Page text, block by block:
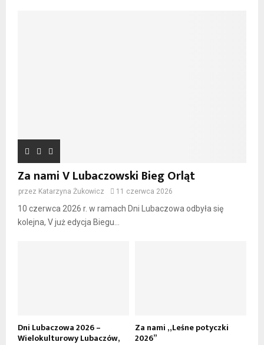
Za nami V Lubaczowski Bieg Orląt
przez Katarzyna Żukowicz 11 czerwca 2026
10 czerwca 2026 r. w ramach Dni Lubaczowa odbyła się
kolejna, V już edycja Biegu...
Dni Lubaczowa 2026 –
Wielokulturowy Lubaczów,
Za nami „Leśne potyczki
2026”